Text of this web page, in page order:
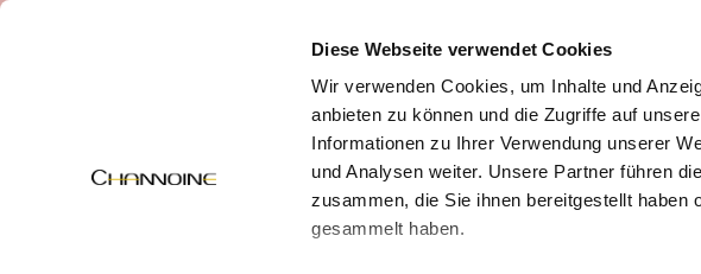
Diese Webseite verwendet Cookies
Wir verwenden Cookies, um Inhalte und
anbieten zu können und die Zugriffe auf
Informationen zu Ihrer Verwendung unserer
und Analysen weiter. Unsere Partner führen
zusammen, die Sie ihnen bereitgestellt
gesammelt haben.